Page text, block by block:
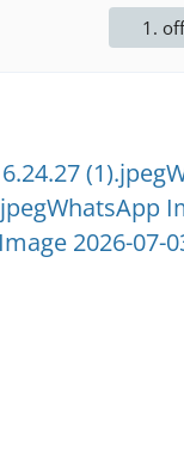
1.
(1).jpeg
WhatsApp
2026-07-